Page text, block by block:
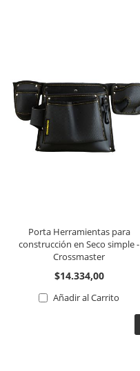
Porta Herramientas para
construcción en Seco simple -
Crossmaster
$14.334,00
Añadir al Carrito